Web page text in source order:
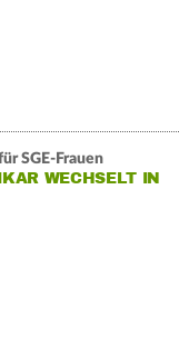
SGE-Frauen
WECHSELT IN